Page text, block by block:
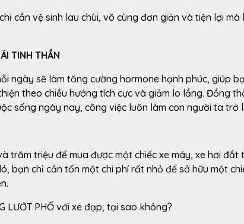
cần vệ sinh lau chùi, vô cùng đơn giản và tiện lợi
TINH THẦN
ngày sẽ làm tăng cường hormone hạnh phúc, giúp
theo chiều hướng tích cực và giảm lo lắng. Đồng
sống ngày nay, công việc luôn làm con người ta trở
trăm triệu để mua được một chiếc xe máy, xe hơi đắt
bạn chỉ cần tốn một chi phí rất nhỏ để sở hữu một
LƯỚT PHỐ với xe đạp, tại sao không?